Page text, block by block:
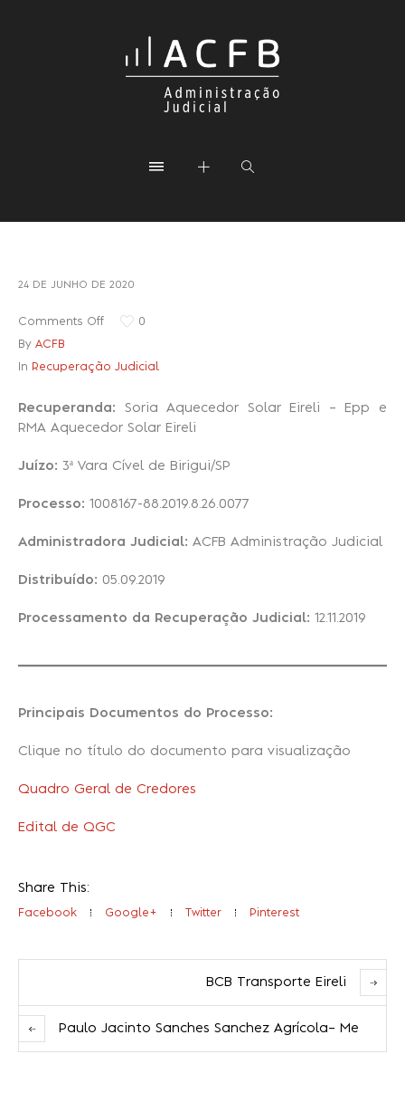
Recuperação Judicial
24 DE JUNHO DE 2020
Comments Off 0
By ACFB
In Recuperação Judicial
Recuperanda: Soria Aquecedor Solar Eireli – Epp e
RMA Aquecedor Solar Eireli
Juízo: 3ª Vara Cível de Birigui/SP
Processo: 1008167-88.2019.8.26.0077
Administradora Judicial: ACFB Administração Judicial
Distribuído: 05.09.2019
Processamento da Recuperação Judicial: 12.11.2019
Principais Documentos do Processo:
Clique no título do documento para visualização
Quadro Geral de Credores
Edital de QGC
Share This:
Facebook Google+ Twitter Pinterest
BCB Transporte Eireli
Paulo Jacinto Sanches Sanchez Agrícola– Me